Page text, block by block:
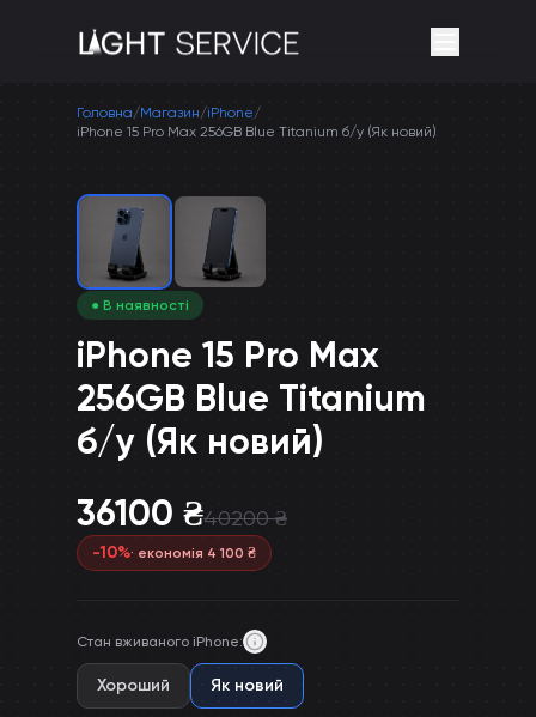
Головна/Магазин/iPhone/
iPhone 15 Pro Max 256GB Blue Titanium б/у (Як новий)
● В наявності
iPhone 15 Pro Max
256GB Blue Titanium
б/у (Як новий)
36100 ₴40200₴
-10%· економія 4 100 ₴
Стан вживаного iPhone:
Хороший Як новий